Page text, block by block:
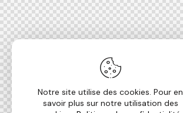
Notre site utilise des cookies. Pour en
savoir plus sur notre utilisation des